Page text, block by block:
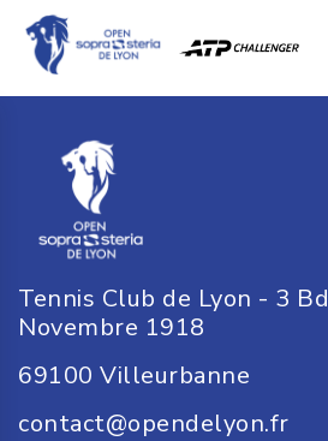
Tennis Club de Lyon - 3
Novembre 1918
69100 Villeurbanne
contact@opendelyon.fr